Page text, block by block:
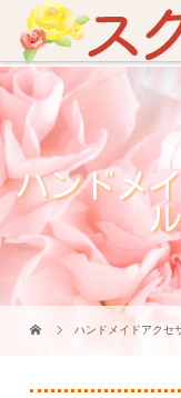
ハンドメ
ハンドメイドアクセ